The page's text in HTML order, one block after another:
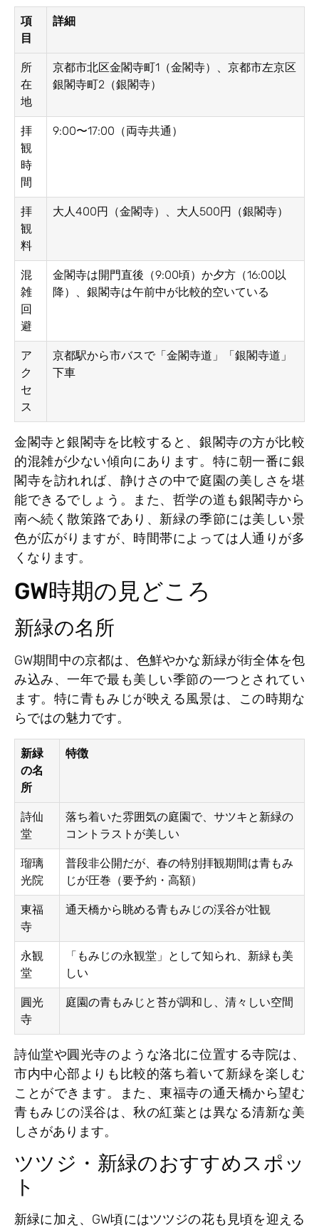
項
目
詳細
所
在
地
京都市北区金閣寺町1（金閣寺）、京都市左京区
銀閣寺町2（銀閣寺）
拝
観
時
間
9:00〜17:00（両寺共通）
拝
観
料
大人400円（金閣寺）、大人500円（銀閣寺）
混
雑
回
避
金閣寺は開門直後（9:00頃）か夕方（16:00以
降）、銀閣寺は午前中が比較的空いている
ア
ク
セ
ス
京都駅から市バスで「金閣寺道」「銀閣寺道」
下車
金閣寺と銀閣寺を比較すると、銀閣寺の方が比較
的混雑が少ない傾向にあります。特に朝一番に銀
閣寺を訪れれば、静けさの中で庭園の美しさを堪
能できるでしょう。また、哲学の道も銀閣寺から
南へ続く散策路であり、新緑の季節には美しい景
色が広がりますが、時間帯によっては人通りが多
くなります。
GW時期の見どころ
新緑の名所
GW期間中の京都は、色鮮やかな新緑が街全体を包
み込み、一年で最も美しい季節の一つとされてい
ます。特に青もみじが映える風景は、この時期な
らではの魅力です。
新緑
の名
所
特徴
詩仙
堂
落ち着いた雰囲気の庭園で、サツキと新緑の
コントラストが美しい
瑠璃
光院
普段非公開だが、春の特別拝観期間は青もみ
じが圧巻（要予約・高額）
東福
寺
通天橋から眺める青もみじの渓谷が壮観
永観
堂
「もみじの永観堂」として知られ、新緑も美
しい
圓光
寺
庭園の青もみじと苔が調和し、清々しい空間
詩仙堂や圓光寺のような洛北に位置する寺院は、
市内中心部よりも比較的落ち着いて新緑を楽しむ
ことができます。また、東福寺の通天橋から望む
青もみじの渓谷は、秋の紅葉とは異なる清新な美
しさがあります。
ツツジ・新緑のおすすめスポッ
ト
新緑に加え、GW頃にはツツジの花も見頃を迎える